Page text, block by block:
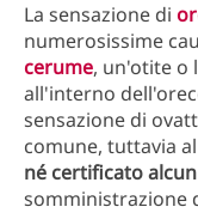
La sensazione di
numerosissime
cerume, un'otite o
all'interno
sensazione di
comune, tuttavia
né certificato
somministrazione